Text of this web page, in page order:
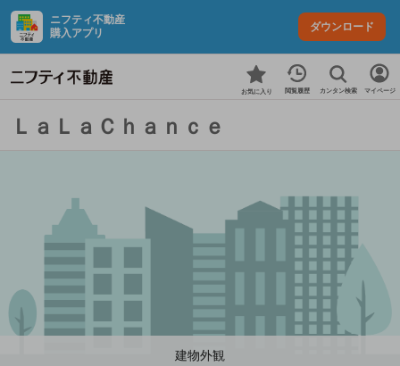
ニフティ不動産
購入アプリ
ダウンロード
お気に入り 閲覧履歴 カンタン検索 マイページ
ＬａＬａＣｈａｎｃｅ
建物外観